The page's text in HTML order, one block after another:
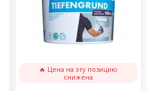
🔥 Цена на эту позицию
снижена